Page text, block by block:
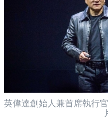
英偉達創始人兼首席執行